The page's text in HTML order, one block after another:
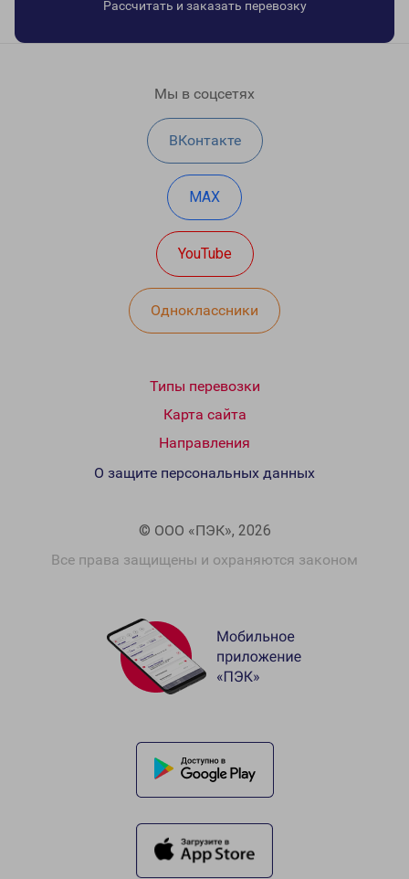
Рассчитать и заказать перевозку
Мы в соцсетях
ВКонтакте
MAX
YouTube
Одноклассники
Типы перевозки
Карта сайта
Направления
© ООО «ПЭК», 2026
Все права защищены и охраняются законом
О защите персональных данных